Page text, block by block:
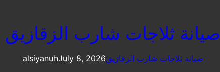
صيانة ثلاجات شارب الزقازيق
alsiyanuhJuly 8, 2026صيانة ثلاجات شارب الزقازيق